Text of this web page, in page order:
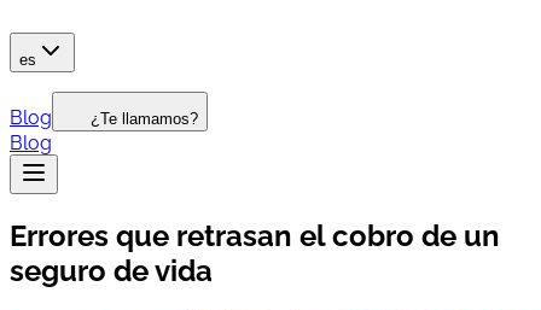
es
Blog ¿Te llamamos?
Blog
Errores que retrasan el cobro de un
seguro de vida